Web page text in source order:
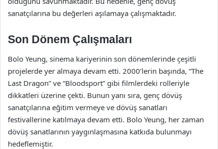
sanatçılarına bu değerleri aşılamaya çalışmaktadır.
Son Dönem Çalışmaları
Bolo Yeung, sinema kariyerinin son dönemlerinde çeşitli
projelerde yer almaya devam etti. 2000’lerin başında, “The
Last Dragon” ve “Bloodsport” gibi filmlerdeki rolleriyle
dikkatleri üzerine çekti. Bunun yanı sıra, genç dövüş
sanatçılarına eğitim vermeye ve dövüş sanatları
festivallerine katılmaya devam etti. Bolo Yeung, her zaman
dövüş sanatlarının yaygınlaşmasına katkıda bulunmayı
hedeflemiştir.